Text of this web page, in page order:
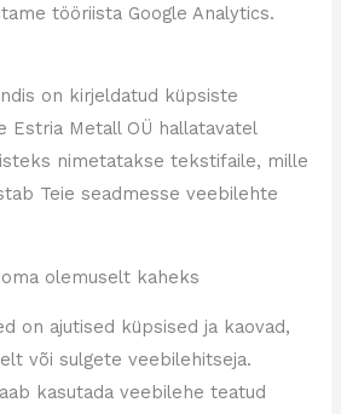
tööriista Google Analytics.
on kirjeldatud küpsiste
Estria Metall OÜ hallatavatel
nimetatakse tekstifaile, mille
Teie seadmesse veebilehte
olemuselt kaheks
on ajutised küpsised ja kaovad,
või sulgete veebilehitseja.
kasutada veebilehe teatud